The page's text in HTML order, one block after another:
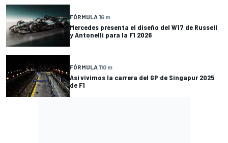
FÓRMULA 16 m
Mercedes presenta el diseño del W17 de Russell
y Antonelli para la F1 2026
FÓRMULA 110 m
Así vivimos la carrera del GP de Singapur 2025
de F1